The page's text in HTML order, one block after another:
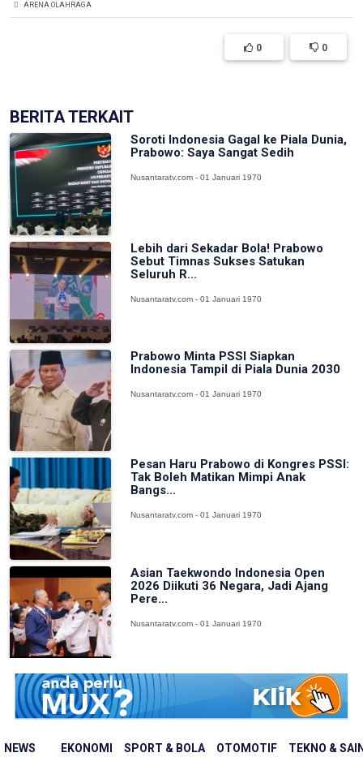
NEWS EKONOMI SPORT & BOLA OTOMOTIF TEKNO &
ARENA OLAHRAGA
0 0
BERITA TERKAIT
Soroti Indonesia Gagal ke Piala Dunia,
Prabowo: Saya Sangat Sedih
Nusantaratv.com - 01 Januari 1970
Lebih dari Sekadar Bola! Prabowo
Sebut Timnas Sukses Satukan
Seluruh R...
Nusantaratv.com - 01 Januari 1970
Prabowo Minta PSSI Siapkan
Indonesia Tampil di Piala Dunia 2030
Nusantaratv.com - 01 Januari 1970
Pesan Haru Prabowo di Kongres PSSI:
Tak Boleh Matikan Mimpi Anak
Bangs...
Nusantaratv.com - 01 Januari 1970
Asian Taekwondo Indonesia Open
2026 Diikuti 36 Negara, Jadi Ajang
Pere...
Nusantaratv.com - 01 Januari 1970